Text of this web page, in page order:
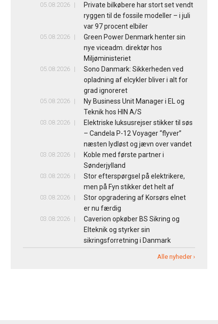
05.08.2026
Private bilkøbere har stort set vendt
ryggen til de fossile modeller – i juli
var 97 procent elbiler
05.08.2026
Green Power Denmark henter sin
nye viceadm. direktør hos
Miljøministeriet
05.08.2026
Sono Danmark: Sikkerheden ved
opladning af elcykler bliver i alt for
grad ignoreret
05.08.2026
Ny Business Unit Manager i EL og
Teknik hos HIN A/S
03.08.2026
Elektriske luksusrejser stikker til søs
– Candela P-12 Voyager “flyver”
næsten lydløst og jævn over vandet
03.08.2026
Koble med første partner i
Sønderjylland
03.08.2026
Stor efterspørgsel på elektrikere,
men på Fyn stikker det helt af
03.08.2026
Stor opgradering af Korsørs elnet
er nu færdig
03.08.2026
Caverion opkøber BS Sikring og
Elteknik og styrker sin
sikringsforretning i Danmark
Alle nyheder ›